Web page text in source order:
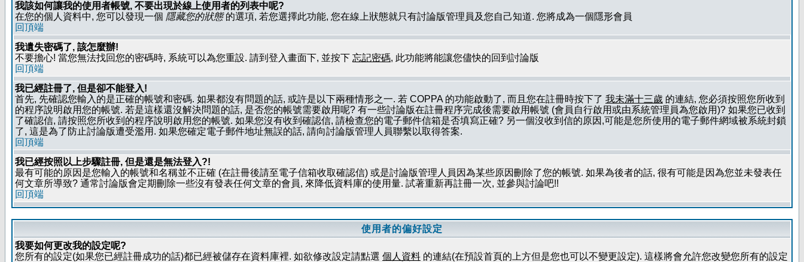
我該如何讓我的使用者帳號, 不要出現於線上使用者的列表中呢?
在您的個人資料中, 您可以發現一個 隱藏您的狀態的選項, 若您選擇此功能, 您在線上狀態就只有討論版管理員及您自己知道. 您將成為一個隱形會員
回頂端
我遺失密碼了, 該怎麼辦!
不要擔心! 當您無法找回您的密碼時, 系統可以為您重設. 請到登入畫面下, 並按下 忘記密碼, 此功能將能讓您儘快的回到討論版
回頂端
我已經註冊了, 但是卻不能登入!
首先, 先確認您輸入的是正確的帳號和密碼. 如果都沒有問題的話, 或許是以下兩種情形之一. 若 COPPA 的功能啟動了, 而且您在註冊時按下了 我未滿十三歲 的連結, 您必須按照您所收到
的程序說明啟用您的帳號. 若是這樣還沒解決問題的話, 是否您的帳號需要啟用呢? 有一些討論版在註冊程序完成後需要啟用帳號 (會員自行啟用或由系統管理員為您啟用)? 如果您已收到
了確認信, 請按照您所收到的程序說明啟用您的帳號. 如果您沒有收到確認信, 請檢查您的電子郵件信箱是否填寫正確? 另一個沒收到信的原因,可能是您所使用的電子郵件網域被系統封鎖
了, 這是為了防止討論版遭受濫用. 如果您確定電子郵件地址無誤的話, 請向討論版管理人員聯繫以取得答案.
回頂端
我已經按照以上步驟註冊, 但是還是無法登入?!
最有可能的原因是您輸入的帳號和名稱並不正確 (在註冊後請至電子信箱收取確認信) 或是討論版管理人員因為某些原因刪除了您的帳號. 如果為後者的話, 很有可能是因為您並未發表任
何文章所導致? 通常討論版會定期刪除一些沒有發表任何文章的會員, 來降低資料庫的使用量. 試著重新再註冊一次, 並參與討論吧!!
回頂端
使用者的偏好設定
我要如何更改我的設定呢?
您所有的設定(如果您已經註冊成功的話)都已經被儲存在資料庫裡. 如欲修改設定請點選 個人資料 的連結(在預設首頁的上方但是您也可以不變更設定). 這樣將會允許您改變您所有的設定